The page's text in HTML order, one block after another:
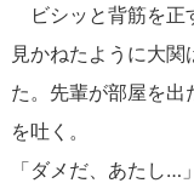
ビシッと背筋を正
見かねたように大
た。先輩が部屋を出
を吐く。
「ダメだ、あたし…」